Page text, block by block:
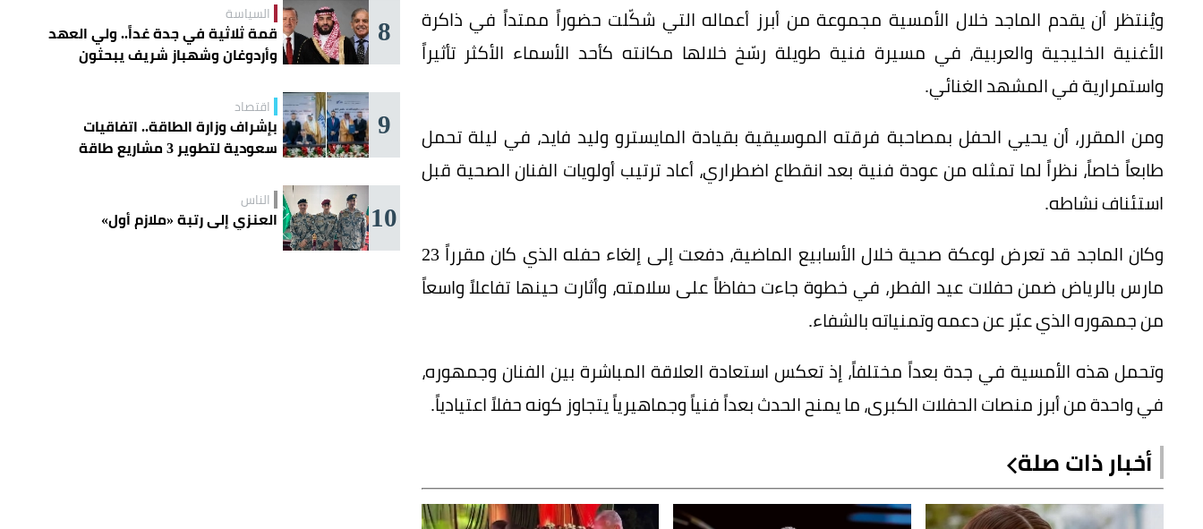
ويُنتظر أن يقدم الماجد خلال الأمسية مجموعة من أبرز أعماله التي شكّلت حضوراً ممتداً في ذاكرة
الأغنية الخليجية والعربية، في مسيرة فنية طويلة رسّخ خلالها مكانته كأحد الأسماء الأكثر تأثيراً
واستمرارية في المشهد الغنائي.
ومن المقرر، أن يحيي الحفل بمصاحبة فرقته الموسيقية بقيادة المايسترو وليد فايد، في ليلة تحمل
طابعاً خاصاً، نظراً لما تمثله من عودة فنية بعد انقطاع اضطراري، أعاد ترتيب أولويات الفنان الصحية قبل
استئناف نشاطه.
وكان الماجد قد تعرض لوعكة صحية خلال الأسابيع الماضية، دفعت إلى إلغاء حفله الذي كان مقرراً 23
مارس بالرياض ضمن حفلات عيد الفطر، في خطوة جاءت حفاظاً على سلامته، وأثارت حينها تفاعلاً واسعاً
من جمهوره الذي عبّر عن دعمه وتمنياته بالشفاء.
وتحمل هذه الأمسية في جدة بعداً مختلفاً، إذ تعكس استعادة العلاقة المباشرة بين الفنان وجمهوره،
في واحدة من أبرز منصات الحفلات الكبرى، ما يمنح الحدث بعداً فنياً وجماهيرياً يتجاوز كونه حفلاً اعتيادياً.
أخبار ذات صلة
8 السياسة
قمة ثلاثية في جدة غداً.. ولي العهد
وأردوغان وشهباز شريف يبحثون
9 اقتصاد
بإشراف وزارة الطاقة.. اتفاقيات
سعودية لتطوير 3 مشاريع طاقة
10 الناس
العنزي إلى رتبة «ملازم أول»